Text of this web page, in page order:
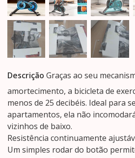
Descrição Graças ao seu
amortecimento, a bicicleta de
menos de 25 decibéis. Ideal para
apartamentos, ela não
vizinhos de baixo.
Resistência continuamente
Um simples rodar do botão